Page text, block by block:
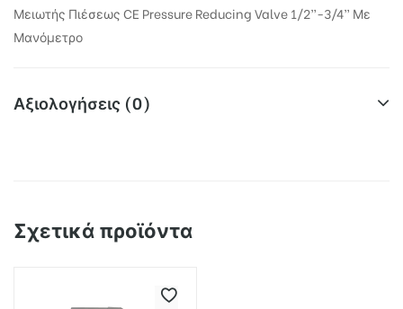
Μειωτής Πιέσεως CE Pressure Reducing Valve 1/2”-3/4” Με
Μανόμετρο
Αξιολογήσεις (0)
σημειώνονται με*
Σχετικά προϊόντα